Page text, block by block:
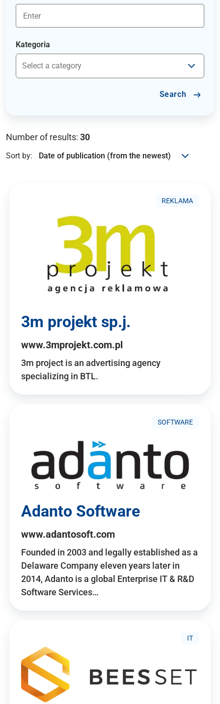
Kategoria
Search
Number of results: 30
Sort by:
REKLAMA
3m projekt sp.j.
www.3mprojekt.com.pl
3m project is an advertising agency
specializing in BTL.
SOFTWARE
Adanto Software
www.adantosoft.com
Founded in 2003 and legally established as a
Delaware Company eleven years later in
2014, Adanto is a global Enterprise IT & R&D
Software Services…
IT